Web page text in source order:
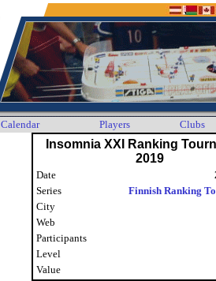
Calendar Players Clubs
Insomnia XXI Ranking
2019
Date
Series
Finnish Ranking
City
Web
Participants
Level
Value